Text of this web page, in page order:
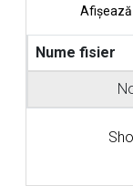
Afișează
Nume fisier